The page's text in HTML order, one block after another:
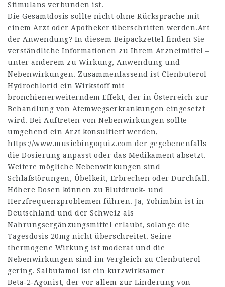
Stimulans verbunden ist.
Die Gesamtdosis sollte nicht ohne Rücksprache mit
einem Arzt oder Apotheker überschritten werden.Art
der Anwendung? In diesem Beipackzettel finden Sie
verständliche Informationen zu Ihrem Arzneimittel –
unter anderem zu Wirkung, Anwendung und
Nebenwirkungen. Zusammenfassend ist Clenbuterol
Hydrochlorid ein Wirkstoff mit
bronchienerweiterndem Effekt, der in Österreich zur
Behandlung von Atemwegserkrankungen eingesetzt
wird. Bei Auftreten von Nebenwirkungen sollte
umgehend ein Arzt konsultiert werden,
https://www.musicbingoquiz.com der gegebenenfalls
die Dosierung anpasst oder das Medikament absetzt.
Weitere mögliche Nebenwirkungen sind
Schlafstörungen, Übelkeit, Erbrechen oder Durchfall.
Höhere Dosen können zu Blutdruck- und
Herzfrequenzproblemen führen. Ja, Yohimbin ist in
Deutschland und der Schweiz als
Nahrungsergänzungsmittel erlaubt, solange die
Tagesdosis 20mg nicht überschreitet. Seine
thermogene Wirkung ist moderat und die
Nebenwirkungen sind im Vergleich zu Clenbuterol
gering. Salbutamol ist ein kurzwirksamer
Beta‑2‑Agonist, der vor allem zur Linderung von